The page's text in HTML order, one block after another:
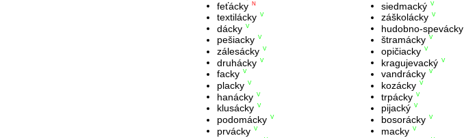
feťácky N
textilácky V
dácky V
pešiacky V
zálesácky V
druhácky V
facky V
placky V
hanácky V
klusácky V
podomácky V
prvácky V
siedmacký V
záškolácky V
hudobno-spevácky
štramácky V
opičiacky V
kragujevacký V
vandrácky V
kozácky V
trpácky V
pijacký V
bosorácky V
macky V